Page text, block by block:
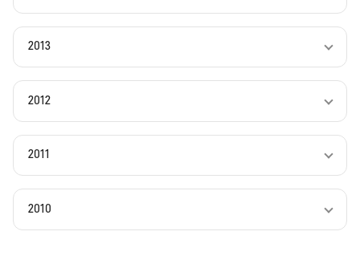
2013
2012
2011
2010